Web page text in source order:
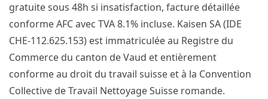
gratuite sous 48h si insatisfaction, facture détaillée
conforme AFC avec TVA 8.1% incluse. Kaisen SA (IDE
CHE-112.625.153) est immatriculée au Registre du
Commerce du canton de Vaud et entièrement
conforme au droit du travail suisse et à la Convention
Collective de Travail Nettoyage Suisse romande.